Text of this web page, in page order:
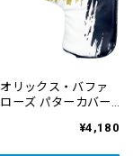
オリックス・バファ
ローズ パターカバー
¥4,180